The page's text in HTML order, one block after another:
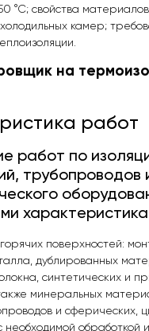
°C; свойства
камер;
на
работ
работ по
трубопроводов
поверхностей:
дублированных
синтетических и
минеральных
и сферических,
необходимой обработкой